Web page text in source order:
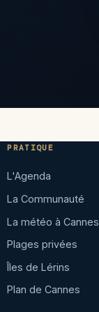
PRATIQUE
L'Agenda
La Communauté
La météo à Cannes
Plages privées
Îles de Lérins
Plan de Cannes